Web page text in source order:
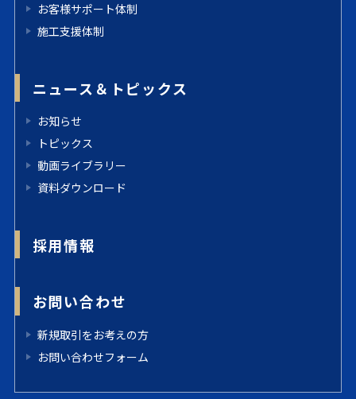
お客様サポート体制
施工支援体制
ニュース＆トピックス
お知らせ
トピックス
動画ライブラリー
資料ダウンロード
採用情報
お問い合わせ
新規取引をお考えの方
お問い合わせフォーム